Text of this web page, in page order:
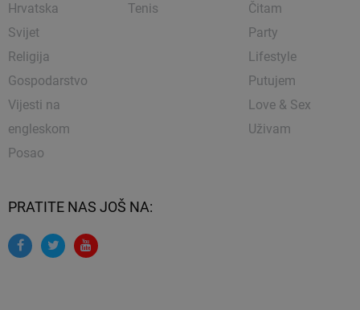
Hrvatska
Svijet
Religija
Gospodarstvo
Vijesti na
engleskom
Posao
Tenis
Čitam
Party
Lifestyle
Putujem
Love & Sex
Uživam
PRATITE NAS JOŠ NA: